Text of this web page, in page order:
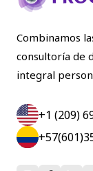
Combinamos
consultoría de
integral
+1 (209)